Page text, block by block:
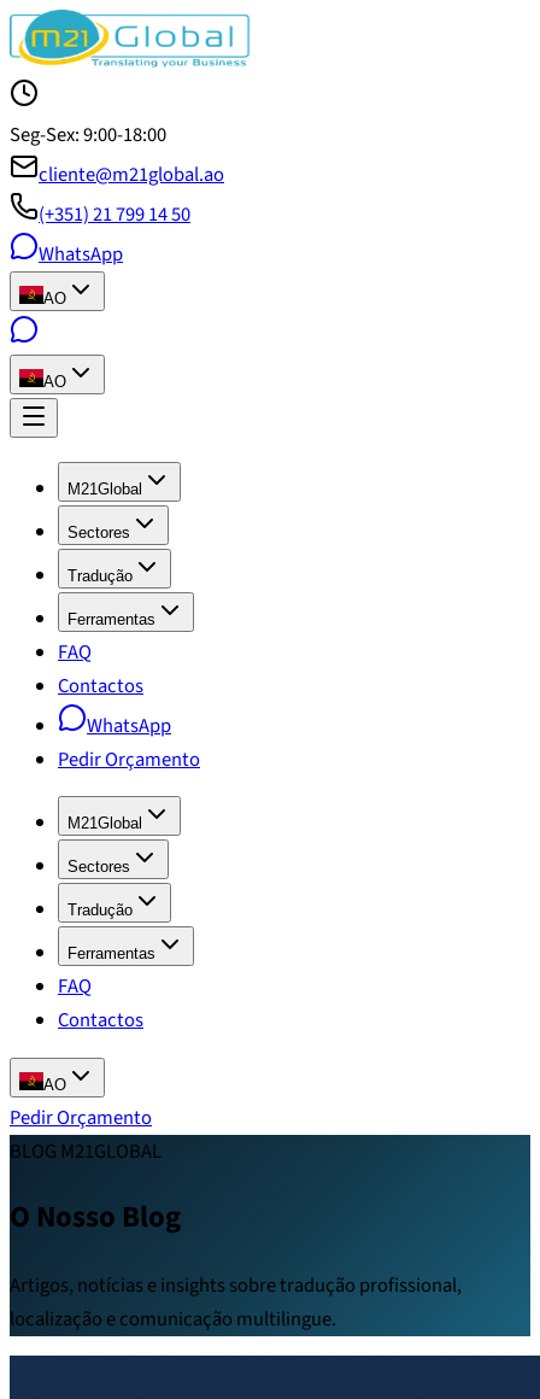
Seg-Sex: 9:00-18:00
cliente@m21global.ao
(+351) 21 799 14 50
WhatsApp
AO
AO
M21Global
Sectores
Tradução
Ferramentas
FAQ
Contactos
WhatsApp
Pedir Orçamento
M21Global
Sectores
Tradução
Ferramentas
FAQ
Contactos
AO
Pedir Orçamento
BLOG M21GLOBAL
O Nosso Blog
Artigos, notícias e insights sobre tradução profissional,
localização e comunicação multilingue.